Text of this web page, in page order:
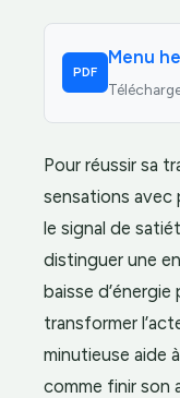
PDF
Menu
Pour réussir sa
sensations avec
le signal de
distinguer une
baisse
transformer
minutieuse aide
comme finir son